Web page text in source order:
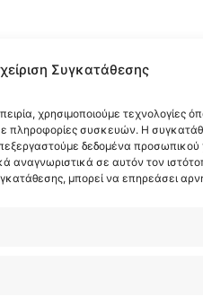
Συγκατάθεσης
χρησιμοποιούμε τεχνολογίες
πληροφορίες συσκευών. Η
δεδομένα
αναγνωριστικά σε αυτόν τον
μπορεί να επηρεάσει